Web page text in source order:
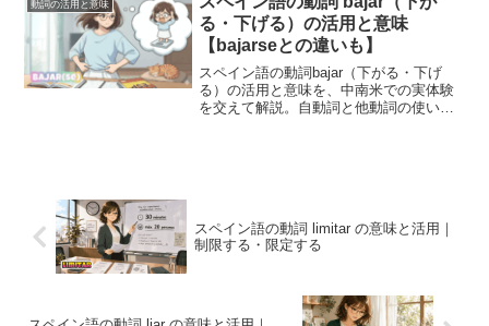
理しました。不規則変化の活用表と実用
的な例文付き。
動詞の活用と意味
る・下げる）の活用と意味
【bajarseとの違いも】
スペイン語の動詞bajar（下がる・下げ
る）の活用と意味を、中南米での実体験
を交えて解説。自動詞と他動詞の使い分
スペイン語の動詞 limitar の意味と活用｜
制限する・限定する